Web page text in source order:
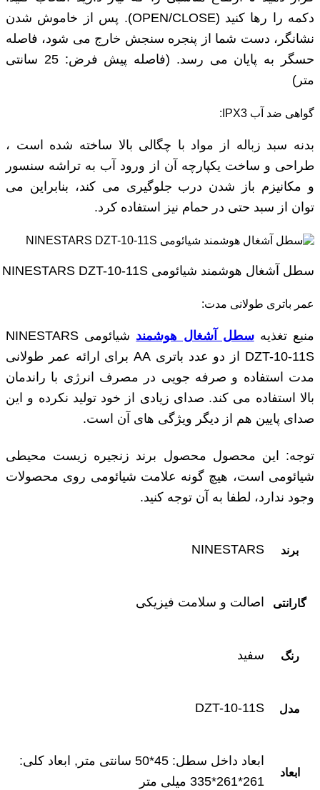
دکمه را رها کنید (OPEN/CLOSE). پس از خاموش شدن
نشانگر، دست شما از پنجره سنجش خارج می شود، فاصله
حسگر به پایان می رسد. (فاصله پیش فرض: 25 سانتی
متر)
گواهی ضد آب IPX3:
بدنه سبد زباله از مواد با چگالی بالا ساخته شده است ،
طراحی و ساخت یکپارچه آن از ورود آب به تراشه سنسور
و مکانیزم باز شدن درب جلوگیری می کند، بنابراین می
توان از سبد حتی در حمام نیز استفاده کرد.
سطل آشغال هوشمند شیائومی NINESTARS DZT-10-11S
عمر باتری طولانی مدت:
منبع تغذیهسطل آشغال هوشمند
شیائومی NINESTARS
DZT-10-11S از دو عدد باتری AA برای ارائه عمر طولانی
مدت استفاده و صرفه جویی در مصرف انرژی با راندمان
بالا استفاده می کند. صدای زیادی از خود تولید نکرده و این
صدای پایین هم از دیگر ویژگی‌ های آن است.
توجه: این محصول محصول برند زنجیره زیست محیطی
شیائومی است، هیچ گونه علامت شیائومی روی محصولات
وجود ندارد، لطفا به آن توجه کنید.
برند NINESTARS
گارانتی اصالت و سلامت فیزیکی
رنگ سفید
مدل DZT-10-11S
ابعاد
ابعاد داخل سطل: 45*50 سانتی متر, ابعاد کلی:
261*261*335 میلی متر